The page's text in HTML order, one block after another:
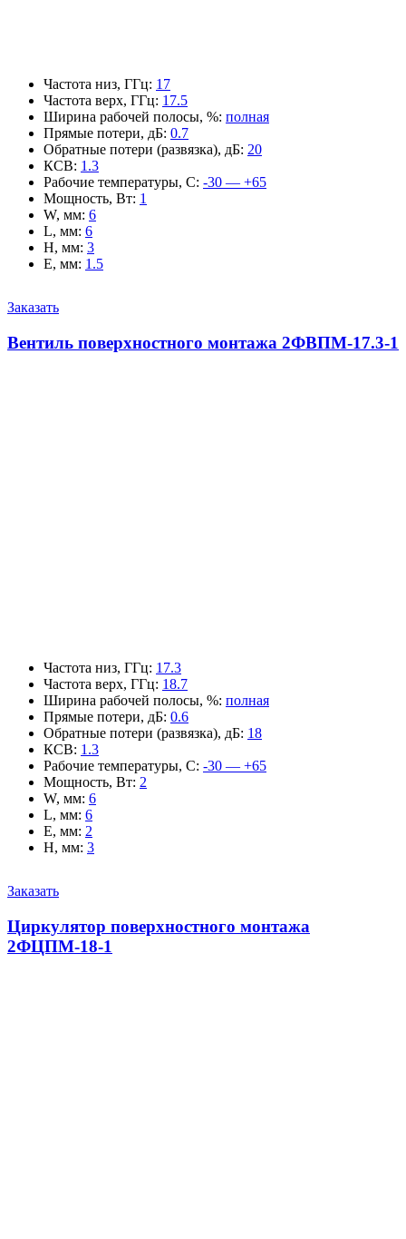
Частота низ, ГГц: 17
Частота верх, ГГц: 17.5
Ширина рабочей полосы, %: полная
Прямые потери, дБ: 0.7
Обратные потери (развязка), дБ: 20
КСВ: 1.3
Рабочие температуры, С: -30 — +65
Мощность, Вт: 1
W, мм: 6
L, мм: 6
H, мм: 3
E, мм: 1.5
Заказать
Вентиль поверхностного монтажа 2ФВПМ-17.3-1
Частота низ, ГГц: 17.3
Частота верх, ГГц: 18.7
Ширина рабочей полосы, %: полная
Прямые потери, дБ: 0.6
Обратные потери (развязка), дБ: 18
КСВ: 1.3
Рабочие температуры, С: -30 — +65
Мощность, Вт: 2
W, мм: 6
L, мм: 6
E, мм: 2
H, мм: 3
Заказать
Циркулятор поверхностного монтажа
2ФЦПМ-18-1